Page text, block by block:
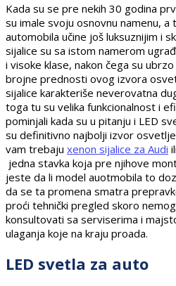
Kada su se pre nekih 30 godina
su imale svoju osnovnu namenu,
automobila učine još luksuznijim i
sijalice su sa istom namerom
i visoke klase, nakon čega su
brojne prednosti ovog izvora
sijalice karakteriše neverovatna
toga tu su velika funkcionalnost i
pominjali kada su u pitanju i LED
su definitivno najbolji izvor
vam trebaju xenon sijalice za Audi
jedna stavka koja pre njihove
jeste da li model auotmobila to
da se ta promena smatra
proći tehnički pregled skoro
konsultovati sa serviserima i
ulaganja koje na kraju proada.
LED svetla za auto